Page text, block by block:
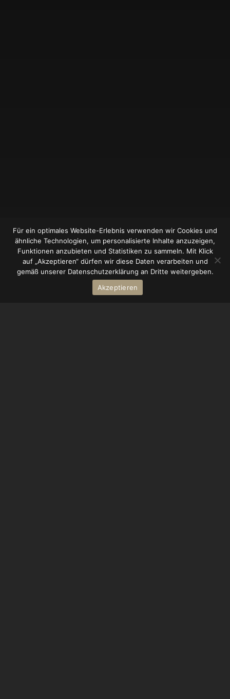
Für ein optimales Website-Erlebnis verwenden wir Cookies und
ähnliche Technologien, um personalisierte Inhalte anzuzeigen,
Funktionen anzubieten und Statistiken zu sammeln. Mit Klick
auf „Akzeptieren“ dürfen wir diese Daten verarbeiten und
gemäß unserer Datenschutzerklärung an Dritte weitergeben.
Akzeptieren